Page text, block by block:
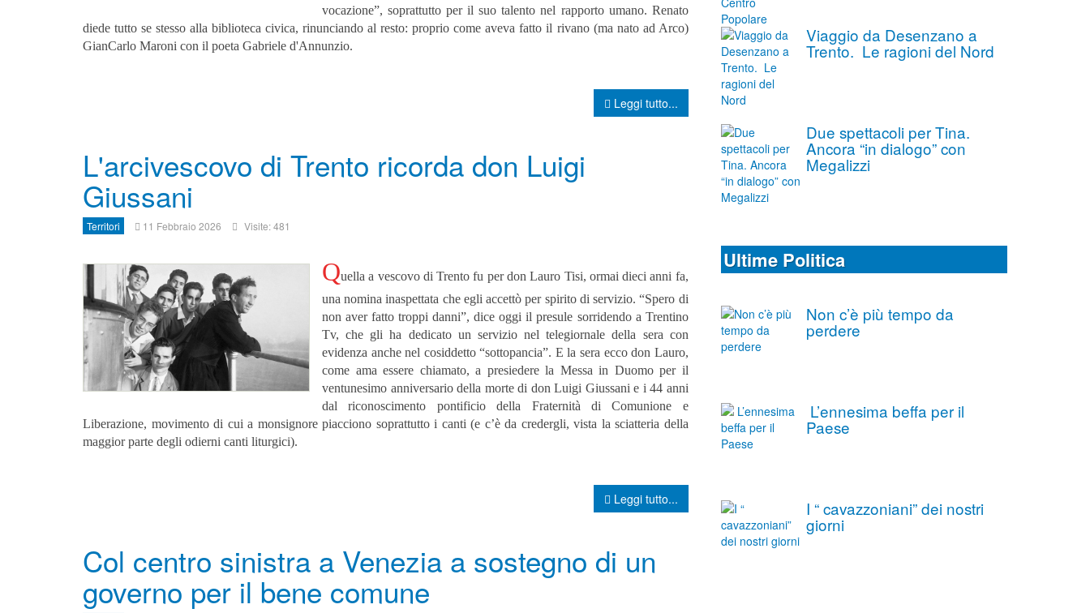
vocazione”, soprattutto per il suo talento nel rapporto umano. Renato
diede tutto se stesso alla biblioteca civica, rinunciando al resto: proprio come aveva fatto il rivano (ma nato ad Arco)
GianCarlo Maroni con il poeta Gabriele d'Annunzio.
Leggi tutto...
L'arcivescovo di Trento ricorda don Luigi
Giussani
Territori 11 Febbraio 2026 Visite: 481
Quella a vescovo di Trento fu per don Lauro Tisi, ormai dieci anni fa,
una nomina inaspettata che egli accettò per spirito di servizio. “Spero di
non aver fatto troppi danni”, dice oggi il presule sorridendo a Trentino
Tv, che gli ha dedicato un servizio nel telegiornale della sera con
evidenza anche nel cosiddetto “sottopancia”. E la sera ecco don Lauro,
come ama essere chiamato, a presiedere la Messa in Duomo per il
ventunesimo anniversario della morte di don Luigi Giussani e i 44 anni
dal riconoscimento pontificio della Fraternità di Comunione e
Liberazione, movimento di cui a monsignore piacciono soprattutto i canti (e c’è da credergli, vista la sciatteria della
maggior parte degli odierni canti liturgici).
Leggi tutto...
Col centro sinistra a Venezia a sostegno di un
governo per il bene comune
Viaggio da Desenzano a
Trento. Le ragioni del Nord
Due spettacoli per Tina.
Ancora “in dialogo” con
Megalizzi
Ultime Politica
Non c’è più tempo da
perdere
L’ennesima beffa per il
Paese
I “ cavazzoniani” dei nostri
giorni